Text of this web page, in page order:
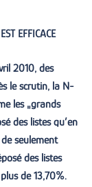
EFFICACE
2010, des
le scrutin, la N-
les „grands
des listes qu’en
seulement
des listes
de 13,70%.